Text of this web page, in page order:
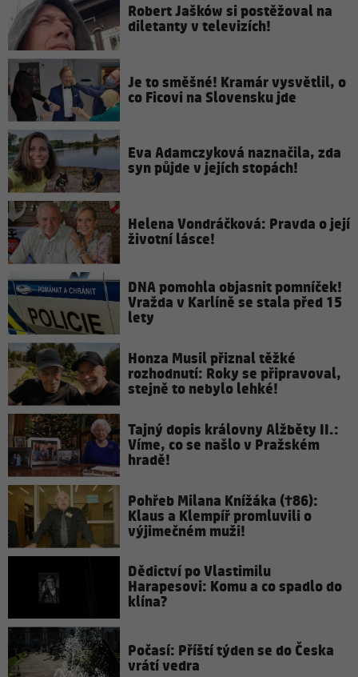
Robert Jašków si postěžoval na
diletanty v televizích!
Je to směšné! Kramár vysvětlil, o
co Ficovi na Slovensku jde
Eva Adamczyková naznačila, zda
syn půjde v jejích stopách!
Helena Vondráčková: Pravda o její
životní lásce!
DNA pomohla objasnit pomníček!
Vražda v Karlíně se stala před 15
lety
Honza Musil přiznal těžké
rozhodnutí: Roky se připravoval,
stejně to nebylo lehké!
Tajný dopis královny Alžběty II.:
Víme, co se našlo v Pražském
hradě!
Pohřeb Milana Knížáka (†86):
Klaus a Klempíř promluvili o
výjimečném muži!
Dědictví po Vlastimilu
Harapesovi: Komu a co spadlo do
klína?
Počasí: Příští týden se do Česka
vrátí vedra